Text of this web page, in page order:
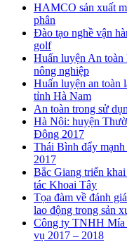
HAMCO sản xuất
phân
Đào tạo nghề vận
golf
Huấn luyện An
nông nghiệp
Huấn luyện an toàn
tỉnh Hà Nam
An toàn trong sử
Hà Nội: huyện
Đông 2017
Thái Bình đẩy
2017
Bắc Giang triển
tác Khoai Tây
Tọa đàm về đánh
lao động trong sản
Công ty TNHH
vụ 2017 – 2018